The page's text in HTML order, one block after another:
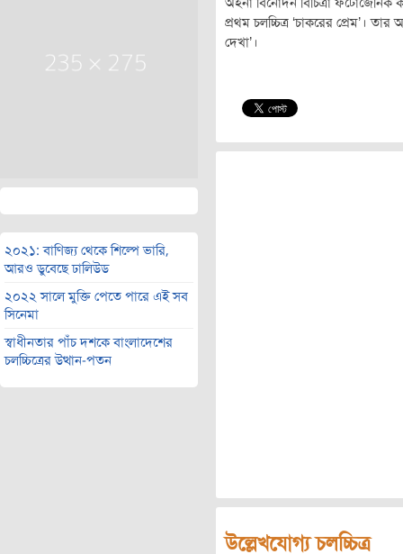
২০২১: বাণিজ্য থেকে শিল্পে ভারি,
আরও ডুবেছে ঢালিউড
২০২২ সালে মুক্তি পেতে পারে এই সব
সিনেমা
স্বাধীনতার পাঁচ দশকে বাংলাদেশের
চলচ্চিত্রের উত্থান-পতন
প্রথম চলচ্চিত্র ‘চাকরের প্রেম’।
দেখা’।
উল্লেখযোগ্য চলচ্চিত্র